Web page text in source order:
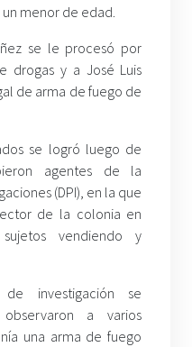
menor de edad.
se le procesó por
drogas y a José Luis
de arma de fuego de
se logró luego de
agentes de la
(DPI), en la que
de la colonia en
vendiendo y
investigación se
a varios
una arma de fuego